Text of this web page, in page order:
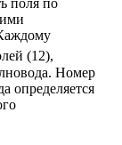
(12),
Номер
определяется